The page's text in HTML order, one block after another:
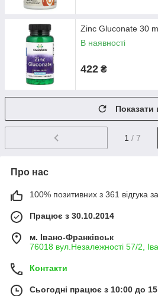
Zinc Gluconate 30
В наявності
422 ₴
Показати
1 / 7
Про нас
100% позитивних з 361 відгука
Працює з 30.10.2014
м. Івано-Франківськ
76018 вул.Незалежності 57/2,
Контакти
Сьогодні працює з 10:00 до